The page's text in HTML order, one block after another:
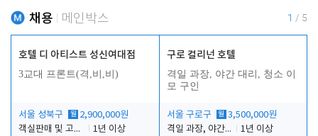
채용 메인박스 1 / 5
호텔 디 아티스트 성신여대점
3교대 프론트(격,비,비)
서울 성북구 월 2,900,000원
객실판매 및 고객응대
1년 이상
구로 컬리넌 호텔
격일 과장, 야간 대리, 청소 이
모 구인
서울 구로구 월 3,500,000원
격일 과장, 야간 대리, 청소 이모
1년 이상